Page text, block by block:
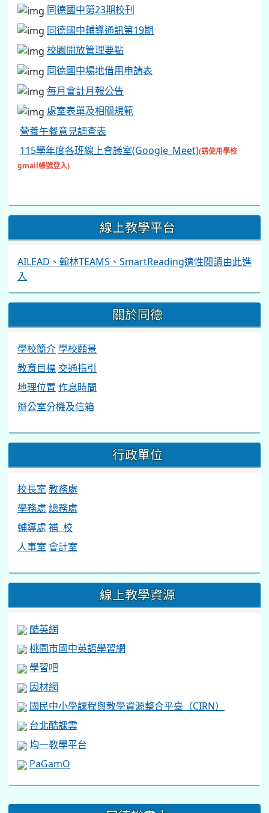
同德國中第23期校刊
同德國中輔導通訊第19期
校園開放管理要點
同德國中場地借用申請表
每月會計月報公告
處室表單及相關規範
營養午餐意見調查表
115學年度各班線上會議室(Google_Meet)(請使用學校
gmail帳號登入)
線上教學平台
AILEAD、翰林TEAMS、SmartReading適性閱讀由此進
入
關於同德
學校簡介學校願景
教育目標 交通指引
地理位置 作息時間
辦公室分機及信箱
行政單位
校長室 教務處
學務處 總務處
輔導處 補 校
人事室 會計室
線上教學資源
酷英網
桃園市國中英語學習網
學習吧
因材網
國民中小學課程與教學資源整合平臺（CIRN）
台北酷課雲
均一教學平台
PaGamO
:::